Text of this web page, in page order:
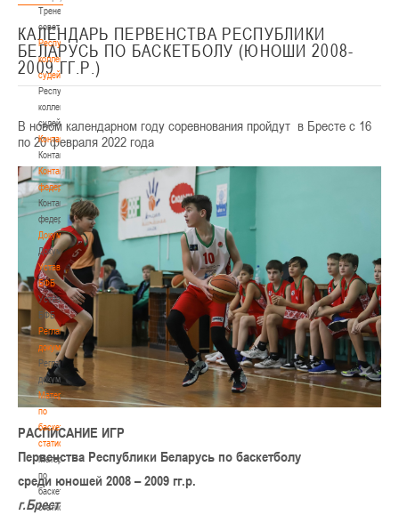
Тренерский
совет
Республиканская
коллегия
судей
Республиканская
коллегия
судей
Контакты
Контакты
Контакты
федерации
Контакты
федерации
Документы
Документы
Устав
БФБ
Устав
БФБ
Регламентирующие
документы
Регламентирующие
документы
Материалы
по
баскетбольной
статистике
Материалы
по
баскетбольной
статистике
КАЛЕНДАРЬ ПЕРВЕНСТВА РЕСПУБЛИКИ
БЕЛАРУСЬ ПО БАСКЕТБОЛУ (ЮНОШИ 2008-
2009 ГГ.Р.)
В новом календарном году соревнования пройдут в Бресте с 16
по 20 февраля 2022 года
РАСПИСАНИЕ ИГР
Первенства Республики Беларусь по баскетболу
среди юношей 2008 – 2009 гг.р.